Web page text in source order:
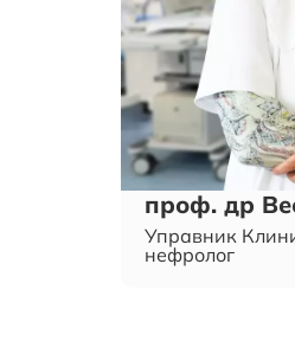
проф. др
Управник
нефролог